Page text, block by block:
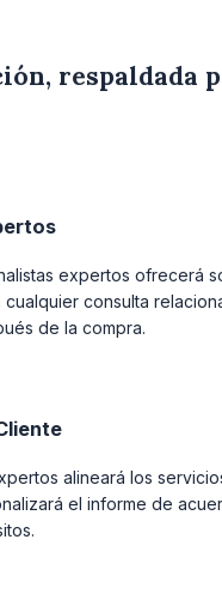
respaldada
expertos ofrecerá
consulta
de la compra.
alineará los
el informe de